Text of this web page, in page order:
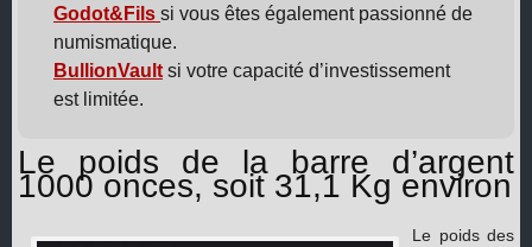
Godot&Fils si vous êtes également passionné de
numismatique.
BullionVault si votre capacité d’investissement
est limitée.
Le poids de la barre d’argent
1000 onces, soit 31,1 Kg environ
Le poids des